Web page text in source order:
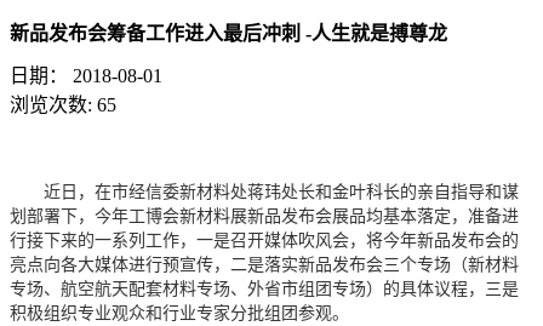
新品发布会筹备工作进入最后冲刺 -人生就是搏尊龙
日期：
2018-08-01
浏览次数: 65
近日，在市经信委新材料处蒋玮处长和金叶科长的亲自指导和谋
划部署下，今年工博会新材料展新品发布会展品均基本落定，准备进
行接下来的一系列工作，一是召开媒体吹风会，将今年新品发布会的
亮点向各大媒体进行预宣传，二是落实新品发布会三个专场（新材料
专场、航空航天配套材料专场、外省市组团专场）的具体议程，三是
积极组织专业观众和行业专家分批组团参观。